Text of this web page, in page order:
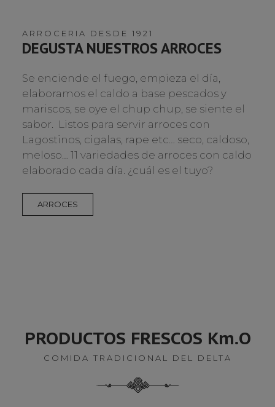
ARROCERIA DESDE 1921
DEGUSTA NUESTROS ARROCES
Se enciende el fuego, empieza el día,
elaboramos el caldo a base pescados y
mariscos, se oye el chup chup, se siente el
sabor. Listos para servir arroces con
Lagostinos, cigalas, rape etc… seco, caldoso,
meloso… 11 variedades de arroces con caldo
elaborado cada día. ¿cuál es el tuyo?
ARROCES
PRODUCTOS FRESCOS Km.O
COMIDA TRADICIONAL DEL DELTA